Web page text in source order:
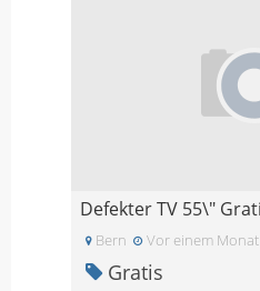
Bern Vor einem Monat
Gratis